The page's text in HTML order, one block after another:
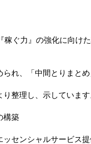
ぐ力』の強化に向け
れ、「中間とりまと
整理し、示しています
構築
ンシャルサービス